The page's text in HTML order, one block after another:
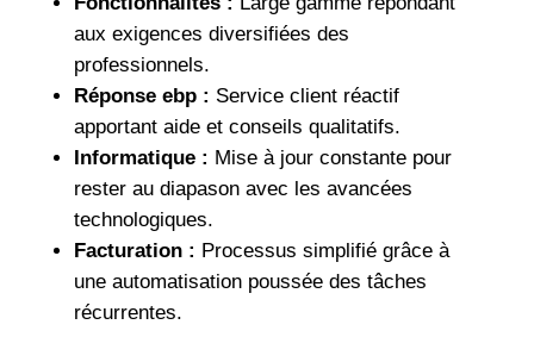
aux exigences diversifiées des
professionnels.
Réponse ebp : Service client réactif
apportant aide et conseils qualitatifs.
Informatique : Mise à jour constante pour
rester au diapason avec les avancées
technologiques.
Facturation : Processus simplifié grâce à
une automatisation poussée des tâches
récurrentes.